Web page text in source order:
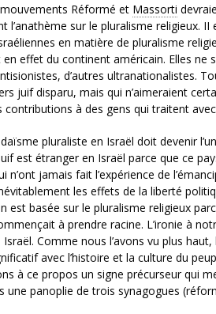
Réformé et Massorti
l’anathème sur le pluralisme religieux.
en matière de pluralisme
effet du continent américain. Elles
d’autres ultranationalistes.
juif disparu, mais qui n’aimeraient
à des gens qui traitent
pluraliste en Israël doit devenir
est étranger en Israël parce que ce
n’ont jamais fait l’expérience de
les effets de la liberté
basée sur le pluralisme religieux
à prendre racine. L’ironie à
Comme nous l’avons vu plus
avec l’histoire et la culture du
à ce propos un signe précurseur qui
panoplie de trois synagogues